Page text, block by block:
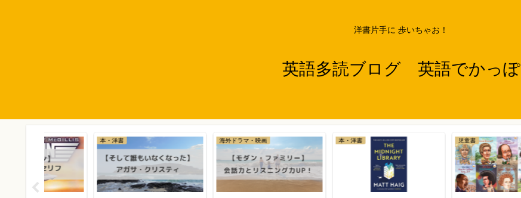
洋書片手に 歩いちゃお！
英語多読ブログ 英語でかっぽ
海外ドラマ・映画